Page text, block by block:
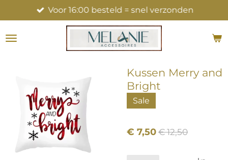
direct
naar
Voor 16:00 besteld = snel verzonden
Kussen Merry and
Bright
Sale
€ 7,50€ 12,50